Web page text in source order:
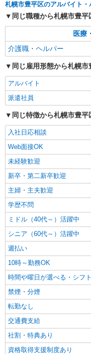
住宅型
【派
る）
札
キープ
派遣社員
株式会社トラストグロー
デイサ
【派
る）
北
派遣社員
株式会社トラストグロー
グルー
【派
る）
北
派遣社員
株式会社トラストグロー
グルー
【
る）
北
札幌市豊平区のアルバイト
同じ職種から札幌市豊
医療
介護職・ヘルパー
同じ雇用形態から札幌
アルバイト
派遣社員
同じ特徴から札幌市豊
入社日応相談
Web面接OK
未経験歓迎
新卒・第二新卒歓迎
主婦・主夫歓迎
学歴不問
ミドル（40代～）活躍中
シニア（60代～）活躍中
週払い
10時～勤務OK
時間や曜日が選べる・シフ
禁煙・分煙
転勤なし
交通費支給
社割・特典あり
資格取得支援制度あり